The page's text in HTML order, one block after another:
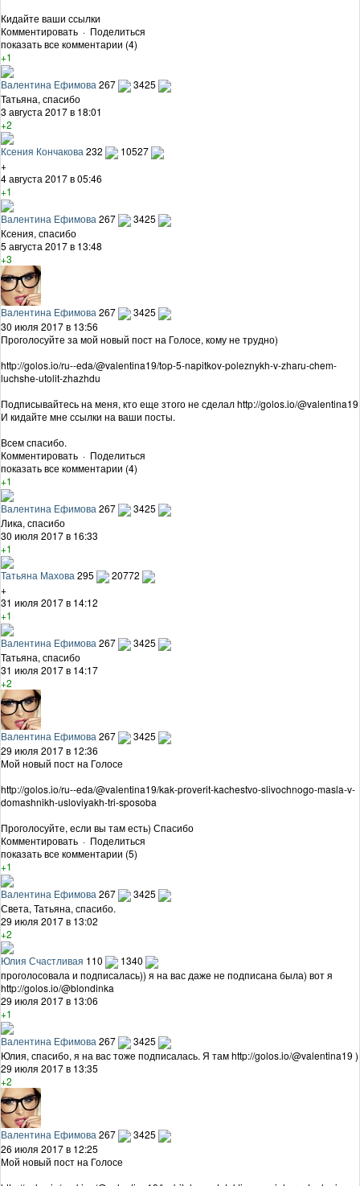
Кидайте ваши ссылки
Комментировать · Поделиться
показать все комментарии (4)
+1
Валентина Ефимова 267
3425
Татьяна, спасибо
3 августа 2017 в 18:01
+2
Ксения Кончакова 232
10527
+
4 августа 2017 в 05:46
+1
Валентина Ефимова 267
3425
Ксения, спасибо
5 августа 2017 в 13:48
+3
Валентина Ефимова 267
3425
30 июля 2017 в 13:56
Проголосуйте за мой новый пост на Голосе, кому не трудно)
http://golos.io/ru--eda/@valentina19/top-5-napitkov-poleznykh-v-zharu-chem-
luchshe-utolit-zhazhdu
Подписывайтесь на меня, кто еще зтого не сделал http://golos.io/@valentina19
И кидайте мне ссылки на ваши посты.
Всем спасибо.
Комментировать · Поделиться
показать все комментарии (4)
+1
Валентина Ефимова 267
3425
Лика, спасибо
30 июля 2017 в 16:33
+1
Татьяна Махова 295
20772
+
31 июля 2017 в 14:12
+1
Валентина Ефимова 267
3425
Татьяна, спасибо
31 июля 2017 в 14:17
+2
Валентина Ефимова 267
3425
29 июля 2017 в 12:36
Мой новый пост на Голосе
http://golos.io/ru--eda/@valentina19/kak-proverit-kachestvo-slivochnogo-masla-v-
domashnikh-usloviyakh-tri-sposoba
Проголосуйте, если вы там есть) Спасибо
Комментировать · Поделиться
показать все комментарии (5)
+1
Валентина Ефимова 267
3425
Света, Татьяна, спасибо.
29 июля 2017 в 13:02
+2
Юлия Счастливая 110
1340
проголосовала и подписалась)) я на вас даже не подписана была) вот я
http://golos.io/@blondinka
29 июля 2017 в 13:06
+1
Валентина Ефимова 267
3425
Юлия, спасибо, я на вас тоже подписалась. Я там http://golos.io/@valentina19 )
29 июля 2017 в 13:35
+2
Валентина Ефимова 267
3425
26 июля 2017 в 12:25
Мой новый пост на Голосе